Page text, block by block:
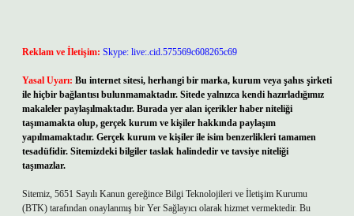
Reklam ve İletişim: Skype: live:.cid.575569c608265c69
Yasal Uyarı: Bu internet sitesi, herhangi bir marka, kurum veya şahıs şirketi
ile hiçbir bağlantısı bulunmamaktadır. Sitede yalnızca kendi hazırladığımız
makaleler paylaşılmaktadır. Burada yer alan içerikler haber niteliği
taşımamakta olup, gerçek kurum ve kişiler hakkında paylaşım
yapılmamaktadır. Gerçek kurum ve kişiler ile isim benzerlikleri tamamen
tesadüfidir. Sitemizdeki bilgiler taslak halindedir ve tavsiye niteliği
taşımazlar.
Sitemiz, 5651 Sayılı Kanun gereğince Bilgi Teknolojileri ve İletişim Kurumu
(BTK) tarafından onaylanmış bir Yer Sağlayıcı olarak hizmet vermektedir. Bu